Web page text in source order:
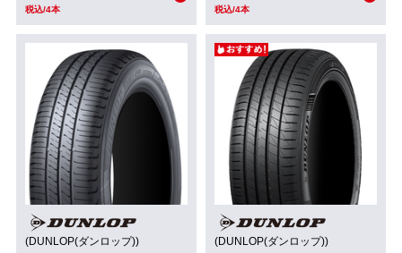
税込/4本 税込/4本
(DUNLOP(ダンロップ)) (DUNLOP(ダンロップ))